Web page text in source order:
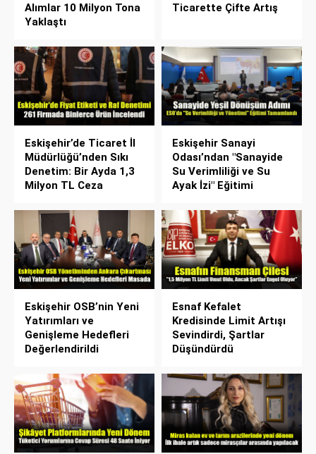
Alımlar 10 Milyon Tona
Yaklaştı
Ticarette Çifte Artış
Eskişehir’de Ticaret İl
Müdürlüğü’nden Sıkı
Denetim: Bir Ayda 1,3
Milyon TL Ceza
Eskişehir Sanayi
Odası’ndan "Sanayide
Su Verimliliği ve Su
Ayak İzi" Eğitimi
Eskişehir OSB’nin Yeni
Yatırımları ve
Genişleme Hedefleri
Değerlendirildi
Esnaf Kefalet
Kredisinde Limit Artışı
Sevindirdi, Şartlar
Düşündürdü